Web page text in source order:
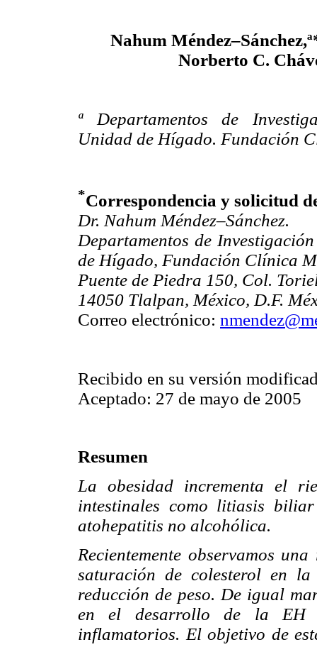
Nahum
Norberto C.
ª Departamentos de
Unidad de Hígado. Fundación
*Correspondencia y solicitud
Dr. Nahum Méndez–Sánchez.
Departamentos de
de Hígado, Fundación Clínica
Puente de Piedra 150, Col.
14050 Tlalpan, México, D.F.
Correo electrónico:
Recibido en su versión
Aceptado: 27 de mayo de 2005
Resumen
La obesidad incrementa el
intestinales como litiasis
atohepatitis no alcohólica.
Recientemente observamos
saturación de colesterol en
reducción de peso. De igual
en el desarrollo de la EH y
inflamatorios. El objetivo de